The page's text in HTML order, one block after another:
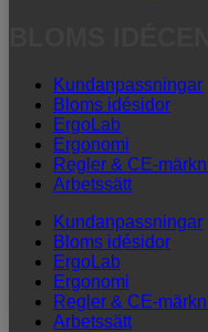
Kundanpassningar
Bloms idésidor
ErgoLab
Ergonomi
Regler & CE-
Arbetssätt
Kundanpassningar
Bloms idésidor
ErgoLab
Ergonomi
Regler & CE-
Arbetssätt